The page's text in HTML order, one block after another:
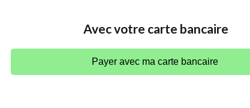
Avec votre carte bancaire
Payer avec ma carte bancaire